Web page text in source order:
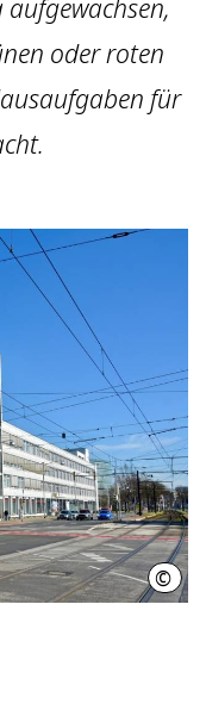
aufgewachsen,
oder roten
für
©